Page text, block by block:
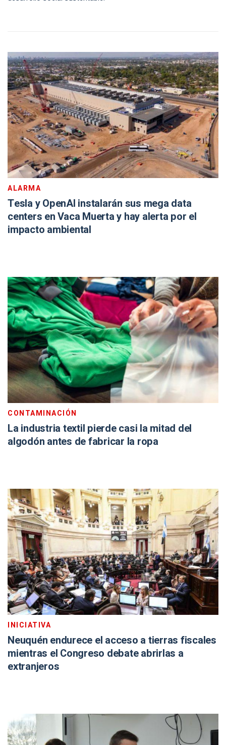
ALARMA
Tesla y OpenAI instalarán sus mega data
centers en Vaca Muerta y hay alerta por el
impacto ambiental
CONTAMINACIÓN
La industria textil pierde casi la mitad del
algodón antes de fabricar la ropa
INICIATIVA
Neuquén endurece el acceso a tierras fiscales
mientras el Congreso debate abrirlas a
extranjeros